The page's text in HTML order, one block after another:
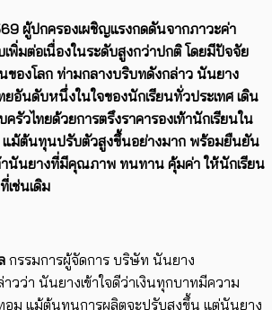
ผู้ปกครองเผชิญแรงกดดันจากภาวะค่า
พิ่มต่อเนื่องในระดับสูงกว่าปกติ โดยมีปัจจัย
องโลก ท่ามกลางบริบทดังกล่าว นันยาง
ยอันดับหนึ่งในใจของนักเรียนทั่วประเทศ เดิน
รัวไทยด้วยการตรึงราคารองเท้านักเรียนใน
แม้ต้นทุนปรับตัวสูงขึ้นอย่างมาก พร้อมยืนยัน
านันยางที่มีคุณภาพ ทนทาน คุ้มค่า ให้นักเรียน
เช่นเดิม
กรรมการผู้จัดการ บริษัท นันยาง
วว่า นันยางเข้าใจดีว่าเงินทุกบาทมีความ
อม แม้ต้นทุนการผลิตจะปรับสูงขึ้น แต่นันยาง